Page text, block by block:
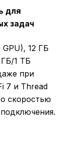
для
задач
12 ГБ
1 ТБ
при
7 и Thread
скоростью